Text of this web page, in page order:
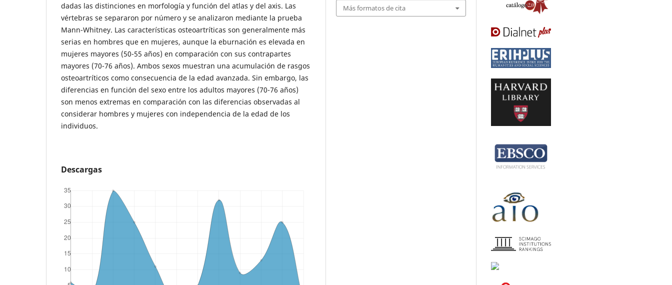
dadas las distinciones en morfología y función del atlas y del axis. Las
vértebras se separaron por número y se analizaron mediante la prueba
Mann-Whitney. Las características osteoartríticas son generalmente más
serias en hombres que en mujeres, aunque la eburnación es elevada en
mujeres mayores (50-55 años) en comparación con sus contrapartes
mayores (70-76 años). Ambos sexos muestran una acumulación de rasgos
osteoartríticos como consecuencia de la edad avanzada. Sin embargo, las
diferencias en función del sexo entre los adultos mayores (70-76 años)
son menos extremas en comparación con las diferencias observadas al
considerar hombres y mujeres con independencia de la edad de los
individuos.
Descargas
Más formatos de cita